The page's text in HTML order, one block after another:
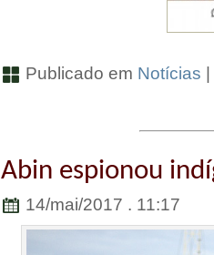
Publicado em Notícias
Abin espionou
14/mai/2017 . 11:17